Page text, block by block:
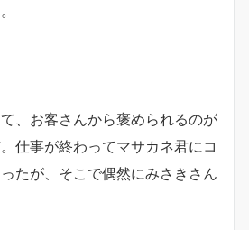
、お客さんから褒められるのが
仕事が終わってマサカネ君にコ
たが、そこで偶然にみさきさん